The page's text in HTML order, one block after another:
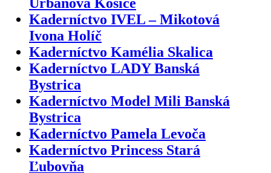
Kaderníctvo IVEL – Mikotová
Ivona Holíč
Kaderníctvo Kamélia Skalica
Kaderníctvo LADY Banská
Bystrica
Kaderníctvo Model Mili Banská
Bystrica
Kaderníctvo Pamela Levoča
Kaderníctvo Princess Stará
Ľubovňa